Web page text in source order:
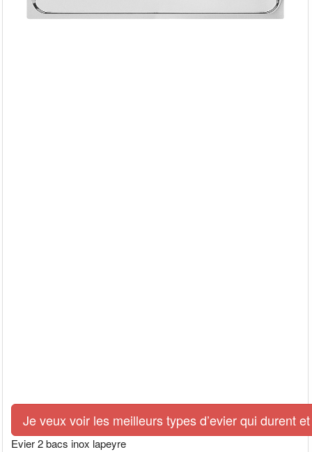
Je veux voir les meilleurs types d’evier qui durent
Evier 2 bacs inox lapeyre